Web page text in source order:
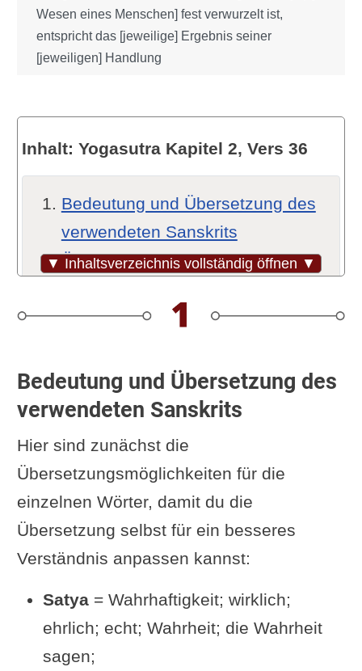
Wesen eines Menschen] fest verwurzelt ist,
entspricht das [jeweilige] Ergebnis seiner
[jeweiligen] Handlung
▼ Inhaltsverzeichnis vollständig öffnen ▼
Inhalt: Yogasutra Kapitel 2, Vers 36
Bedeutung und Übersetzung des
verwendeten Sanskrits
Übersetzungsvarianten und -
Wo wir stehen
Magische Kräfte: wie gewonnen,
so wieder loszulassen
Die Lüge schwächt
Drei Siebe des Sokrates
(bzw. des Weisen, der
Weisheit oder der
Wahrheit)
Erläuterungen im
Pātañjalayogaśāstra
Bedeutung und Übersetzung des
verwendeten Sanskrits
Hier sind zunächst die
Übersetzungsmöglichkeiten für die
einzelnen Wörter, damit du die
Übersetzung selbst für ein besseres
Verständnis anpassen kannst:
Satya= Wahrhaftigkeit; wirklich;
ehrlich; echt; Wahrheit; die Wahrheit
sagen;